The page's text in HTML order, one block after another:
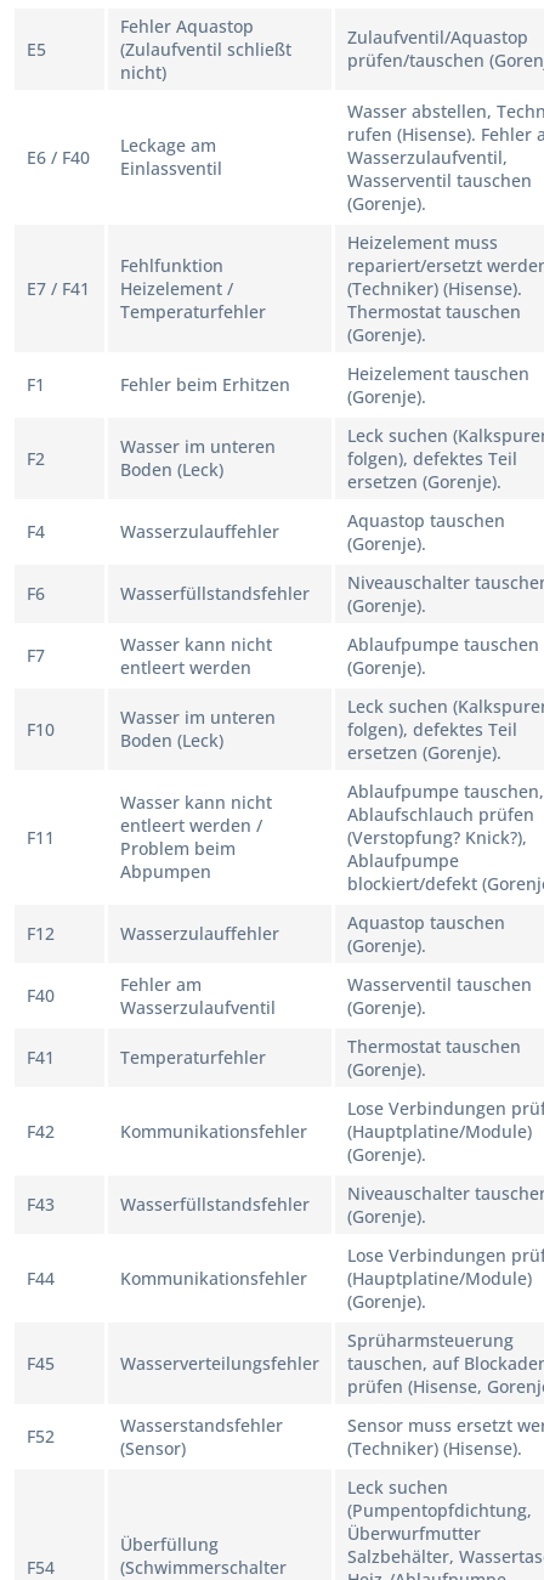
E5
Fehler Aquastop
(Zulaufventil schließt
nicht)
Zulaufventil/Aquastop
prüfen/tauschen
E6 / F40
Leckage am
Einlassventil
Wasser abstellen,
rufen (Hisense). Fehler
Wasserzulaufventil,
Wasserventil tauschen
(Gorenje).
E7 / F41
Fehlfunktion
Heizelement /
Temperaturfehler
Heizelement muss
repariert/ersetzt
(Techniker) (Hisense).
Thermostat tauschen
(Gorenje).
F1 Fehler beim Erhitzen
Heizelement tauschen
(Gorenje).
F2
Wasser im unteren
Boden (Leck)
Leck suchen
folgen), defektes Teil
ersetzen (Gorenje).
F4 Wasserzulauffehler
Aquastop tauschen
(Gorenje).
F6 Wasserfüllstandsfehler
Niveauschalter
(Gorenje).
F7
Wasser kann nicht
entleert werden
Ablaufpumpe tauschen
(Gorenje).
F10
Wasser im unteren
Boden (Leck)
Leck suchen
folgen), defektes Teil
ersetzen (Gorenje).
F11
Wasser kann nicht
entleert werden /
Problem beim
Abpumpen
Ablaufpumpe tauschen,
Ablaufschlauch prüfen
(Verstopfung? Knick?),
Ablaufpumpe
blockiert/defekt
F12 Wasserzulauffehler
Aquastop tauschen
(Gorenje).
F40
Fehler am
Wasserzulaufventil
Wasserventil tauschen
(Gorenje).
F41 Temperaturfehler
Thermostat tauschen
(Gorenje).
F42 Kommunikationsfehler
Lose Verbindungen
(Hauptplatine/Module)
(Gorenje).
F43 Wasserfüllstandsfehler
Niveauschalter
(Gorenje).
F44 Kommunikationsfehler
Lose Verbindungen
(Hauptplatine/Module)
(Gorenje).
F45 Wasserverteilungsfehler
Sprüharmsteuerung
tauschen, auf
prüfen (Hisense,
F52
Wasserstandsfehler
(Sensor)
Sensor muss ersetzt
(Techniker) (Hisense).
F54
Überfüllung
(Schwimmerschalter
Leck suchen
(Pumpentopfdichtung,
Überwurfmutter
Salzbehälter,